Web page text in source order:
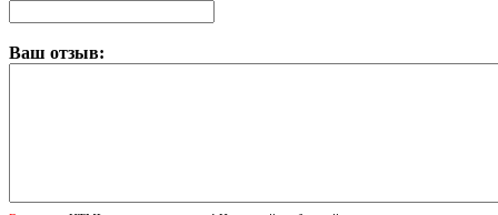
Ваш отзыв: